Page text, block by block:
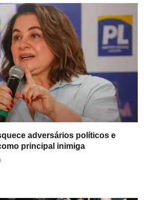
adversários políticos e
principal inimiga